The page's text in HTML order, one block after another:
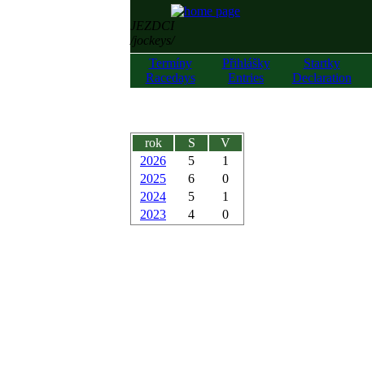
JEZDCI
/jockeys/
Termíny
Racedays
Přihlášky
Entries
Startky
Declaration
rok S
V
2026
5
1
2025
6
0
2024
5
1
2023
4 0